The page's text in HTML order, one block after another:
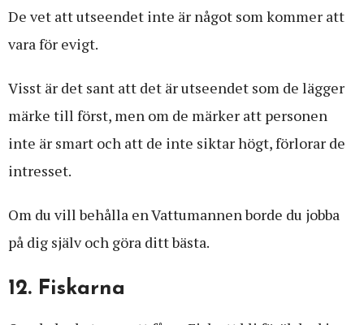
De vet att utseendet inte är något som kommer att
vara för evigt.
Visst är det sant att det är utseendet som de lägger
märke till först, men om de märker att personen
inte är smart och att de inte siktar högt, förlorar de
intresset.
Om du vill behålla en Vattumannen borde du jobba
på dig själv och göra ditt bästa.
12. Fiskarna